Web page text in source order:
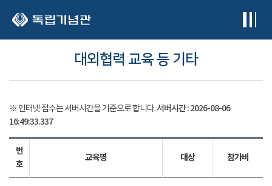
대외협력 교육 등 기타
※ 인터넷 접수는 서버시간을 기준으로 합니다.서버시간 :2026-08-06
16:49:33.346
번
호
교육명 대상 참가비